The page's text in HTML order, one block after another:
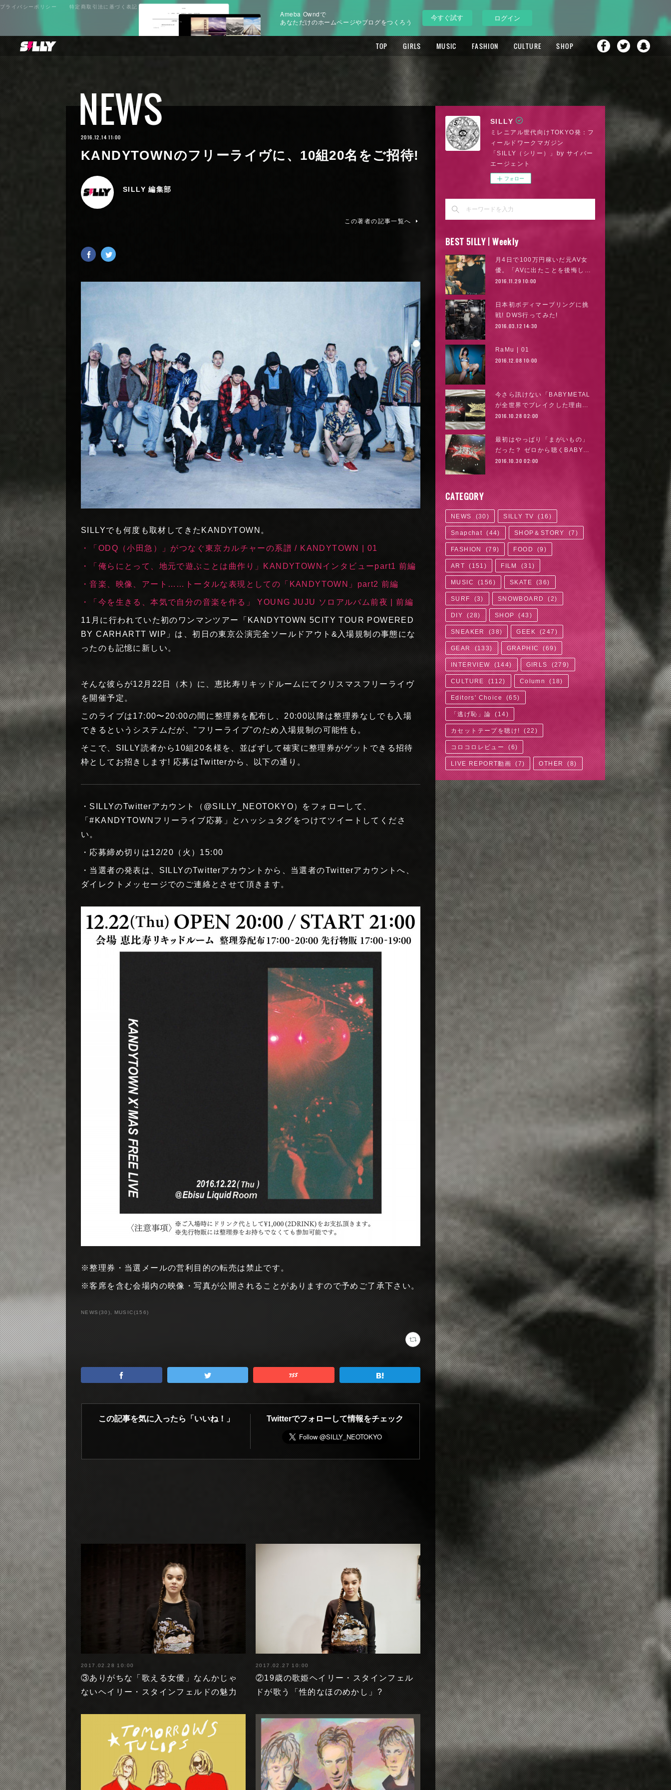
Ameba Owndで
あなただけのホームページやブログをつくろう
今すぐ試す ログイン
TOP GIRLS MUSIC FASHION CULTURE SHOP
NEWS
2016.12.14 11:00
KANDYTOWNのフリーライヴに、10組20名をご招待!
SILLY 編集部
この著者の記事一覧へ
SILLYでも何度も取材してきたKANDYTOWN。
・「ODQ（小田急）」がつなぐ東京カルチャーの系譜 / KANDYTOWN | 01
・「俺らにとって、地元で遊ぶことは曲作り」KANDYTOWNインタビューpart1 前編
・音楽、映像、アート……トータルな表現としての「KANDYTOWN」part2 前編
・「今を生きる、本気で自分の音楽を作る」 YOUNG JUJU ソロアルバム前夜 | 前編
11月に行われていた初のワンマンツアー「KANDYTOWN 5CITY TOUR POWERED
BY CARHARTT WIP」は、初日の東京公演完全ソールドアウト&入場規制の事態にな
ったのも記憶に新しい。
そんな彼らが12月22日（木）に、恵比寿リキッドルームにてクリスマスフリーライヴ
を開催予定。
このライブは17:00〜20:00の間に整理券を配布し、20:00以降は整理券なしでも入場
できるというシステムだが、"フリーライブ"のため入場規制の可能性も。
そこで、SILLY読者から10組20名様を、並ばずして確実に整理券がゲットできる招待
枠としてお招きします! 応募はTwitterから、以下の通り。
・SILLYのTwitterアカウント（@SILLY_NEOTOKYO）をフォローして、
「#KANDYTOWNフリーライブ応募」とハッシュタグをつけてツイートしてくださ
い。
・応募締め切りは12/20（火）15:00
・当選者の発表は、SILLYのTwitterアカウントから、当選者のTwitterアカウントへ、
ダイレクトメッセージでのご連絡とさせて頂きます。
※整理券・当選メールの営利目的の転売は禁止です。
※客席を含む会場内の映像・写真が公開されることがありますので予めご了承下さい。
NEWS (30) MUSIC(156)
2017.02.28 10:00
③ありがちな「歌える女優」なんかじゃ
ないヘイリー・スタインフェルドの魅力
2017.02.27 10:00
②19歳の歌姫ヘイリー・スタインフェル
ドが歌う「性的なほのめかし」?
SILLY
ミレニアル世代向けTOKYO発：フ
ィールドワークマガジン
「SILLY（シリー）」by サイバー
エージェント
フォロー
BEST 5ILLY | Weekly
月4日で100万円稼いだ元AV女
優。「AVに出たことを後悔し…
2016.11.29 10:00
日本初ボディマーブリングに挑
戦! DWS行ってみた!
2016.03.12 14:30
RaMu | 01
2016.12.08 10:00
今さら訊けない「BABYMETAL
が全世界でブレイクした理由…
2016.10.28 02:00
最初はやっぱり「まがいもの」
だった？ ゼロから聴くBABY…
2016.10.30 02:00
CATEGORY
NEWS (30) SILLY TV (16)
Snapchat (44) SHOP＆STORY (7)
FASHION (79) FOOD (9 )
ART ( 151 ) FILM (31)
MUSIC (156 ) SKATE (36)
SURF (3) SNOWBOARD (2)
DIY (28) SHOP (43)
SNEAKER (38) GEEK (247)
GEAR (133) GRAPHIC (69)
INTERVIEW (144) GIRLS (279)
CULTURE (112) Column (18)
Editors' Choice (65)
「逃げ恥」論 ( 14)
カセットテープを聴け! (22 )
コロコロレビュー (6)
LIVE REPORT動画 (7) OTHER (8)
プライバシーポリシー 特定商取引法に基づく表記